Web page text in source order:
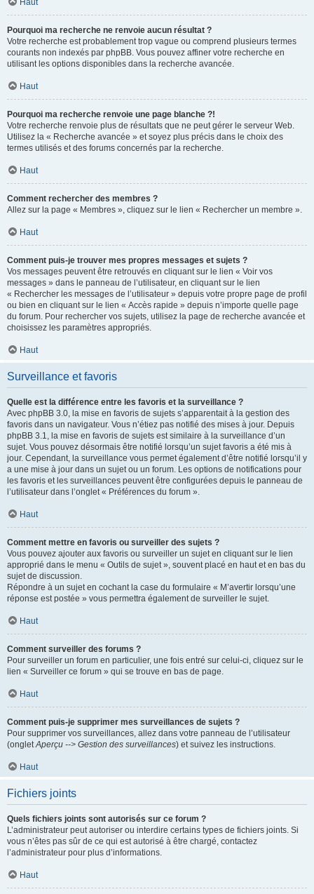
Haut
Pourquoi ma recherche ne renvoie aucun résultat ?
Votre recherche est probablement trop vague ou comprend plusieurs termes
courants non indexés par phpBB. Vous pouvez affiner votre recherche en
utilisant les options disponibles dans la recherche avancée.
Haut
Pourquoi ma recherche renvoie une page blanche ?!
Votre recherche renvoie plus de résultats que ne peut gérer le serveur Web.
Utilisez la « Recherche avancée » et soyez plus précis dans le choix des
termes utilisés et des forums concernés par la recherche.
Haut
Comment rechercher des membres ?
Allez sur la page « Membres », cliquez sur le lien « Rechercher un membre ».
Haut
Comment puis-je trouver mes propres messages et sujets ?
Vos messages peuvent être retrouvés en cliquant sur le lien « Voir vos
messages » dans le panneau de l’utilisateur, en cliquant sur le lien
« Rechercher les messages de l’utilisateur » depuis votre propre page de profil
ou bien en cliquant sur le lien « Accès rapide » depuis n’importe quelle page
du forum. Pour rechercher vos sujets, utilisez la page de recherche avancée et
choisissez les paramètres appropriés.
Haut
Surveillance et favoris
Quelle est la différence entre les favoris et la surveillance ?
Avec phpBB 3.0, la mise en favoris de sujets s’apparentait à la gestion des
favoris dans un navigateur. Vous n’étiez pas notifié des mises à jour. Depuis
phpBB 3.1, la mise en favoris de sujets est similaire à la surveillance d’un
sujet. Vous pouvez désormais être notifié lorsqu’un sujet favoris a été mis à
jour. Cependant, la surveillance vous permet également d’être notifié lorsqu’il y
a une mise à jour dans un sujet ou un forum. Les options de notifications pour
les favoris et les surveillances peuvent être configurées depuis le panneau de
l’utilisateur dans l’onglet « Préférences du forum ».
Haut
Comment mettre en favoris ou surveiller des sujets ?
Vous pouvez ajouter aux favoris ou surveiller un sujet en cliquant sur le lien
approprié dans le menu « Outils de sujet », souvent placé en haut et en bas du
sujet de discussion.
Répondre à un sujet en cochant la case du formulaire « M’avertir lorsqu’une
réponse est postée » vous permettra également de surveiller le sujet.
Haut
Comment surveiller des forums ?
Pour surveiller un forum en particulier, une fois entré sur celui-ci, cliquez sur le
lien « Surveiller ce forum » qui se trouve en bas de page.
Haut
Comment puis-je supprimer mes surveillances de sujets ?
Pour supprimer vos surveillances, allez dans votre panneau de l’utilisateur
(ongletAperçu --> Gestion des surveillances) et suivez les instructions.
Haut
Fichiers joints
Quels fichiers joints sont autorisés sur ce forum ?
L’administrateur peut autoriser ou interdire certains types de fichiers joints. Si
vous n’êtes pas sûr de ce qui est autorisé à être chargé, contactez
l’administrateur pour plus d’informations.
Haut